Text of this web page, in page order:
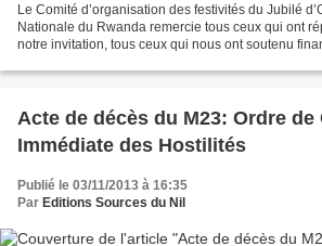
Le Comité d’organisation des festivités du Jubilé
Nationale du Rwanda remercie tous ceux qui ont
notre invitation, tous ceux qui nous ont soutenu
Acte de décès du M23: Ordre de
Immédiate des Hostilités
Publié le 03/11/2013 à 16:35
Par Editions Sources du Nil